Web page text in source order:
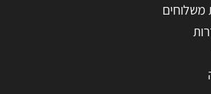
משלוחים